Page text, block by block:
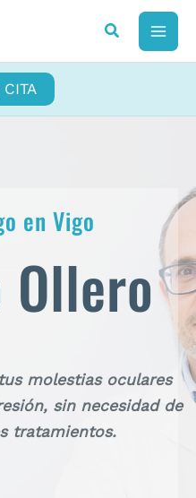
CITA
en Vigo
molestias oculares
sin necesidad de
tratamientos.